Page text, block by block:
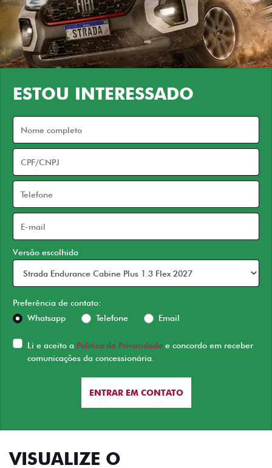
ESTOU INTERESSADO
Versão escolhida
Preferência de contato:
Whatsapp
Telefone Email
Li e aceito a Política de Privacidade e concordo em receber
comunicações da concessionária.
ENTRAR EM CONTATO
VISUALIZE O